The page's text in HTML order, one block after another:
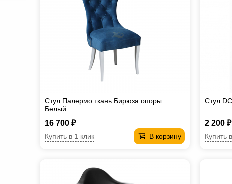
Стул Палермо ткань Бирюза опоры
Белый
16 700 ₽
В корзину
Купить в 1 клик
Стул
2 200 ₽
Купить